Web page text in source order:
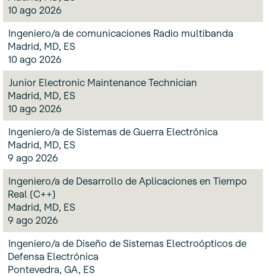
10 ago 2026
Ingeniero/a de comunicaciones Radio multibanda
Madrid, MD, ES
10 ago 2026
Junior Electronic Maintenance Technician
Madrid, MD, ES
10 ago 2026
Ingeniero/a de Sistemas de Guerra Electrónica
Madrid, MD, ES
9 ago 2026
Ingeniero/a de Desarrollo de Aplicaciones en Tiempo
Real (C++)
Madrid, MD, ES
9 ago 2026
Ingeniero/a de Diseño de Sistemas Electroópticos de
Defensa Electrónica
Pontevedra, GA, ES